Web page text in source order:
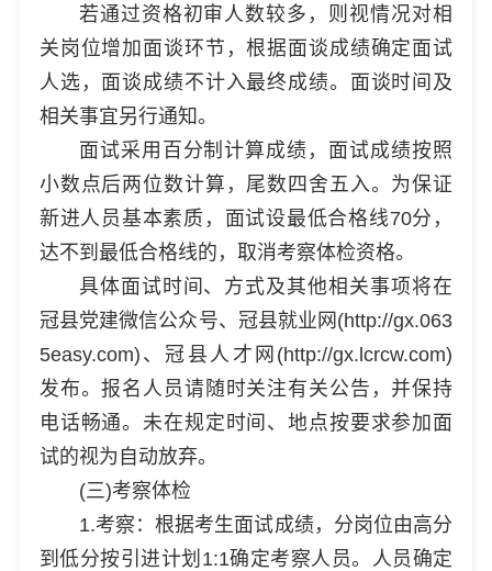
若通过资格初审人数较多，则视情况对相
关岗位增加面谈环节，根据面谈成绩确定面试
人选，面谈成绩不计入最终成绩。面谈时间及
相关事宜另行通知。
面试采用百分制计算成绩，面试成绩按照
小数点后两位数计算，尾数四舍五入。为保证
新进人员基本素质，面试设最低合格线70分，
达不到最低合格线的，取消考察体检资格。
具体面试时间、方式及其他相关事项将在
冠县党建微信公众号、冠县就业网(http://gx.063
5easy.com)、冠县人才网(http://gx.lcrcw.com)
发布。报名人员请随时关注有关公告，并保持
电话畅通。未在规定时间、地点按要求参加面
试的视为自动放弃。
(三)考察体检
1.考察：根据考生面试成绩，分岗位由高分
到低分按引进计划1:1确定考察人员。人员确定